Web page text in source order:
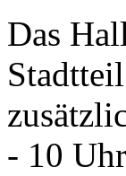
Das
- 10